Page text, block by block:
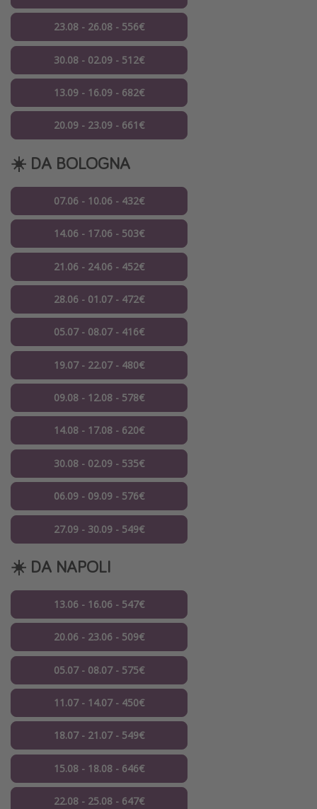
23.08 - 26.08 - 556€
30.08 - 02.09 - 512€
13.09 - 16.09 - 682€
20.09 - 23.09 - 661€
☀️ DA BOLOGNA
07.06 - 10.06 - 432€
14.06 - 17.06 - 503€
21.06 - 24.06 - 452€
28.06 - 01.07 - 472€
05.07 - 08.07 - 416€
19.07 - 22.07 - 480€
09.08 - 12.08 - 578€
14.08 - 17.08 - 620€
30.08 - 02.09 - 535€
06.09 - 09.09 - 576€
27.09 - 30.09 - 549€
☀️ DA NAPOLI
13.06 - 16.06 - 547€
20.06 - 23.06 - 509€
05.07 - 08.07 - 575€
11.07 - 14.07 - 450€
18.07 - 21.07 - 549€
15.08 - 18.08 - 646€
22.08 - 25.08 - 647€